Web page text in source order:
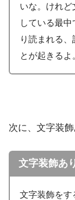
いな。けれ
している最
り読まれる
とが起きるよ
次に、文字装
文字装飾あ
文字装飾をす